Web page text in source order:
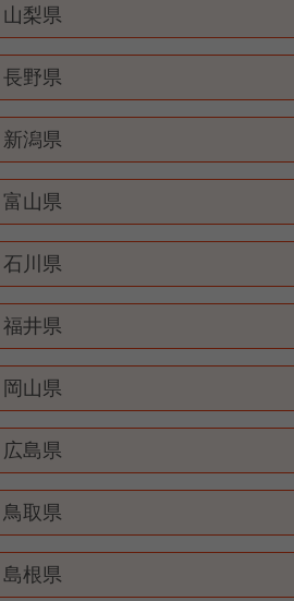
山梨県
長野県
新潟県
富山県
石川県
福井県
岡山県
広島県
鳥取県
島根県